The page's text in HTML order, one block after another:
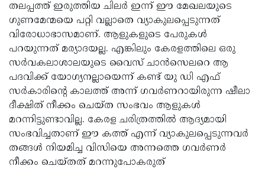
തലപ്പത്ത് ഇരുത്തിയ ചിലര്‍ ഇന്ന് ഈ മേഖലയുടെ
ഗുണമേന്മയെ പറ്റി വല്ലാതെ വ്യാകുലപ്പെടുന്നത്
വിരോധാഭാസമാണ്. ആളുകളുടെ പേരുകള്‍
പറയുന്നത് മര്യാദയല്ല. എങ്കിലും കേരളത്തിലെ ഒരു
സര്‍വകലാശാലയുടെ വൈസ് ചാന്‍സെലറെ ആ
പദവിക്ക് യോഗ്യനല്ലായെന്ന് കണ്ട് യു ഡി എഫ്
സര്‍കാരിന്റെ കാലത്ത് അന്ന് ഗവര്‍ണറായിരുന്ന ഷീലാ
ദീക്ഷിത് നീക്കം ചെയ്ത സംഭവം ആളുകള്‍
മറന്നിട്ടുണ്ടാവില്ല. കേരള ചരിത്രത്തില്‍ ആദ്യമായി
സംഭവിച്ചതാണ് ഈ കത്ത് എന്ന് വ്യാകുലപ്പെടുന്നവര്‍
തങ്ങള്‍ നിയമിച്ച വിസിയെ അന്നത്തെ ഗവര്‍ണര്‍
നീക്കം ചെയ്തത് മറന്നുപോകരുത്